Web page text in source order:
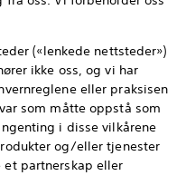
(«lenkede nettsteder»)
ikke oss, og vi har
eller praksisen
som måtte oppstå som
i disse vilkårene
og/eller tjenester
partnerskap eller